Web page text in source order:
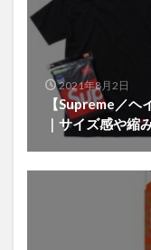
2021年8月2日
【Supreme／
｜サイズ感や縮